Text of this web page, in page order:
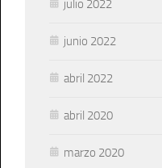
julio 2022
junio 2022
abril 2022
abril 2020
marzo 2020